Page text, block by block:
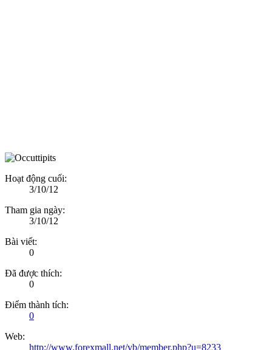
Hoạt động cuối:
3/10/12
Tham gia ngày:
3/10/12
Bài viết:
0
Đã được thích:
0
Điểm thành tích:
0
Web:
http://www.forexmall.net/vb/member.php?u=8233